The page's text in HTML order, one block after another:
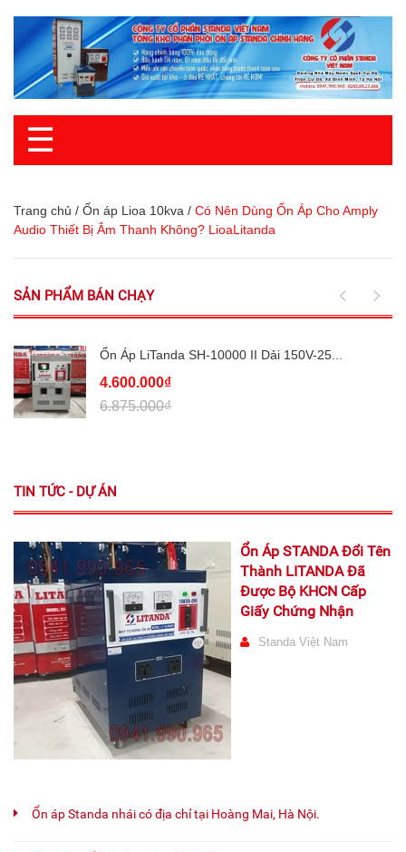
☰
Trang chủ / Ổn áp Lioa 10kva / Có Nên Dùng Ổn Áp Cho Amply
Audio Thiết Bị Âm Thanh Không? LioaLitanda
SẢN PHẨM BÁN CHẠY
Ổn Áp LiTanda SH-10000 II Dải 150V-25...
4.600.000₫
6.875.000₫
TIN TỨC - DỰ ÁN
Ổn Áp STANDA Đổi Tên
Thành LITANDA Đã
Được Bộ KHCN Cấp
Giấy Chứng Nhận
Standa Việt Nam
Ổn áp Standa nhái có địa chỉ tại Hoàng Mai, Hà Nội.